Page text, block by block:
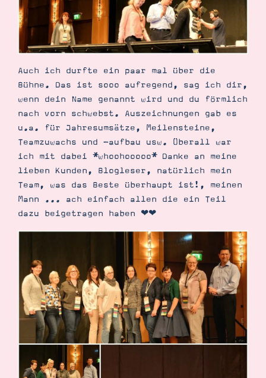
Auch ich durfte ein paar mal über die
Bühne. Das ist sooo aufregend, sag ich dir,
wenn dein Name genannt wird und du förmlich
nach vorn schwebst. Auszeichnungen gab es
u.a. für Jahresumsätze, Meilensteine,
Teamzuwachs und -aufbau usw. Überall war
ich mit dabei *whoohooooo* Danke an meine
lieben Kunden, Blogleser, natürlich mein
Team, was das Beste überhaupt ist!, meinen
Mann ... ach einfach allen die ein Teil
dazu beigetragen haben ❤︎❤︎